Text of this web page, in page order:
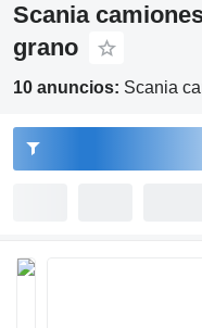
Scania
grano
10 anuncios: Scania